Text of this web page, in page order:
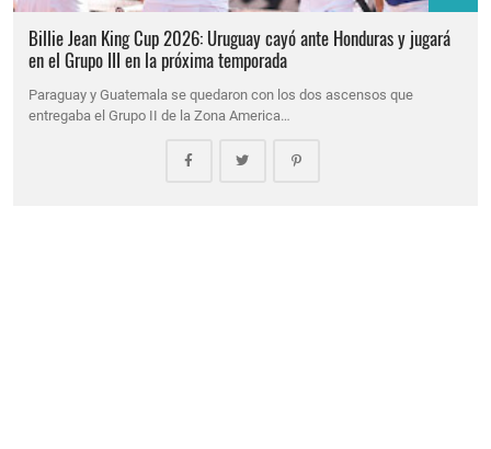
Billie Jean King Cup 2026: Uruguay cayó ante Honduras y jugará
en el Grupo III en la próxima temporada
Paraguay y Guatemala se quedaron con los dos ascensos que
entregaba el Grupo II de la Zona America…